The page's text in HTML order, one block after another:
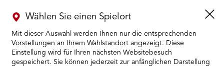
Wählen Sie einen Spielort
Mit dieser Auswahl werden Ihnen nur die entsprechenden
Vorstellungen an Ihrem Wahlstandort angezeigt. Diese
Einstellung wird für Ihren nächsten Websitebesuch
gespeichert. Sie können jederzeit zur anfänglichen Darstellung